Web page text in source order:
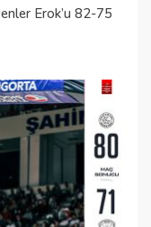
Erok’u 82-75